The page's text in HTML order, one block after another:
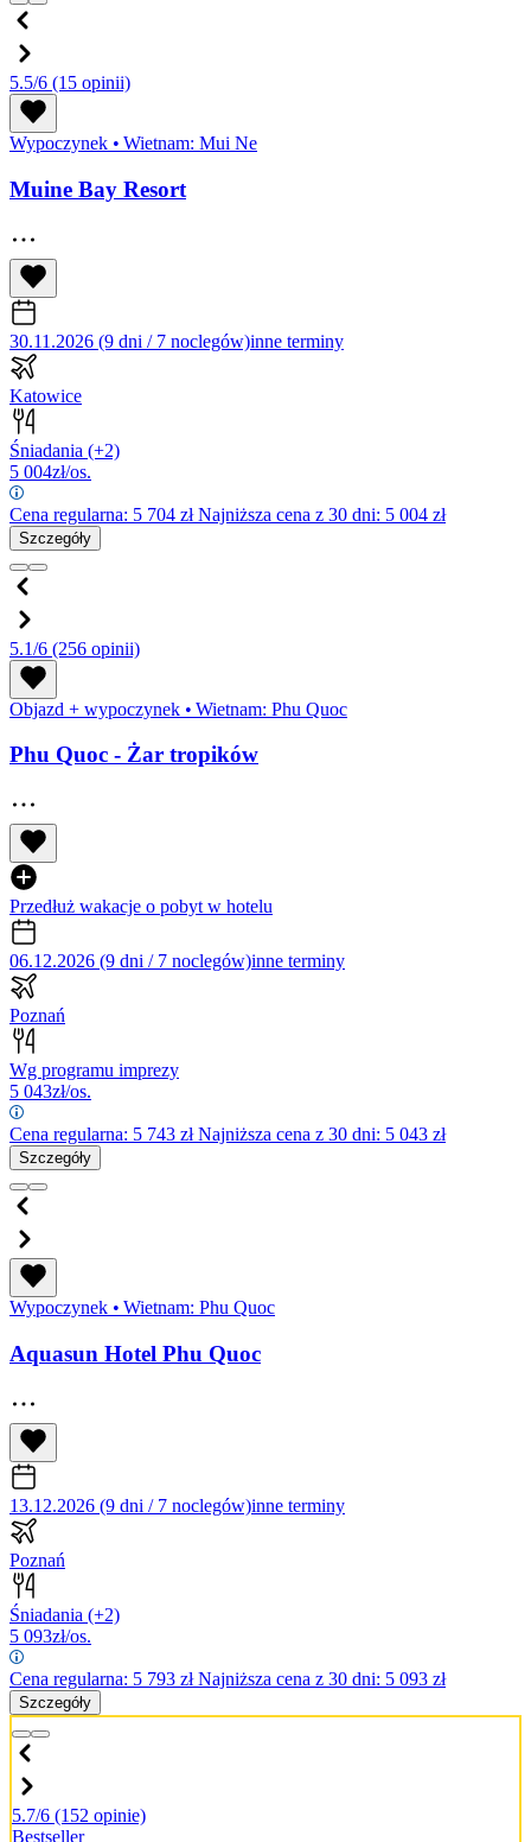
5.5/6 (15 opinii)
Wypoczynek • Wietnam: Mui Ne
Muine Bay Resort
30.11.2026 (9 dni / 7 noclegów)inne terminy
Katowice
Śniadania (+2)
5 004zł/os.
Cena regularna: 5 704 złNajniższa cena z 30 dni: 5 004 zł
Szczegóły
5.1/6 (256 opinii)
Objazd + wypoczynek • Wietnam: Phu Quoc
Phu Quoc - Żar tropików
Przedłuż wakacje o pobyt w hotelu
06.12.2026 (9 dni / 7 noclegów)inne terminy
Poznań
Wg programu imprezy
5 043zł/os.
Cena regularna: 5 743 złNajniższa cena z 30 dni: 5 043 zł
Szczegóły
Wypoczynek • Wietnam: Phu Quoc
Aquasun Hotel Phu Quoc
13.12.2026 (9 dni / 7 noclegów)inne terminy
Poznań
Śniadania (+2)
5 093zł/os.
Cena regularna: 5 793 złNajniższa cena z 30 dni: 5 093 zł
Szczegóły
5.7/6 (152 opinie)
Bestseller